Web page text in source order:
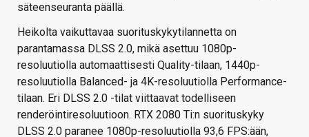
säteenseuranta päällä.
Heikolta vaikuttavaa suorituskykytilannetta on
parantamassa DLSS 2.0, mikä asettuu 1080p-
resoluutiolla automaattisesti Quality-tilaan, 1440p-
resoluutiolla Balanced- ja 4K-resoluutiolla Performance-
tilaan. Eri DLSS 2.0 -tilat viittaavat todelliseen
renderöintiresoluutioon. RTX 2080 Ti:n suorituskyky
DLSS 2.0 paranee 1080p-resoluutiolla 93,6 FPS:ään,